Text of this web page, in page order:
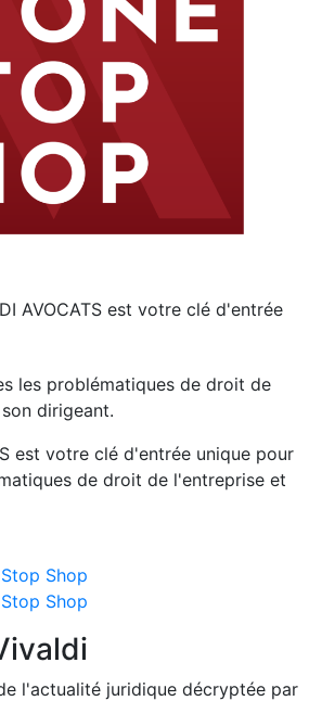
AVOCATS est votre clé d'entrée
les problématiques de droit de
dirigeant.
est votre clé d'entrée unique pour
de droit de l'entreprise et
Shop
Shop
l'actualité juridique décryptée par